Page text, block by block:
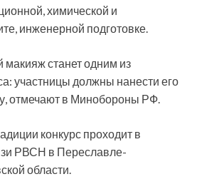
химической и
инженерной подготовке.
станет одним из
участницы должны нанести его
отмечают в Минобороны РФ.
конкурс проходит в
РВСН в Переславле-
области.